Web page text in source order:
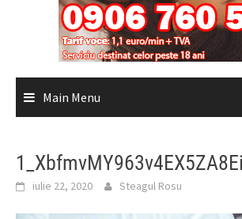
Main Menu
iulie 22, 2020 Steagul Rosu